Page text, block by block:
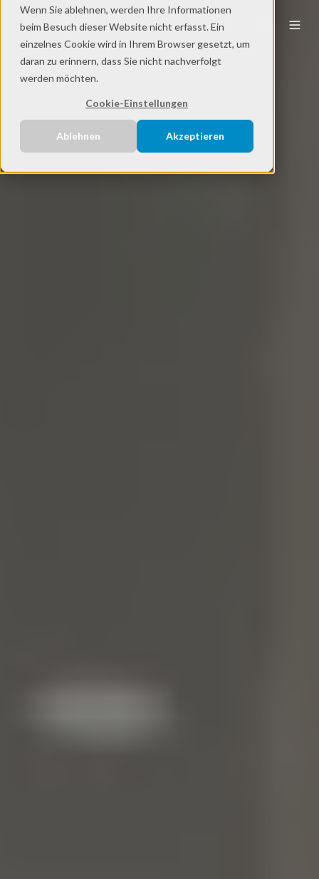
Wenn Sie ablehnen, werden Ihre Informationen
beim Besuch dieser Website nicht erfasst. Ein
einzelnes Cookie wird in Ihrem Browser gesetzt, um
daran zu erinnern, dass Sie nicht nachverfolgt
werden möchten.
Cookie-Einstellungen
Ablehnen Akzeptieren
DE